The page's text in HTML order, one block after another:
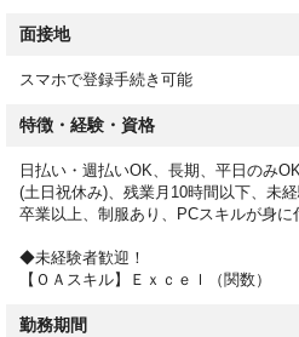
＜応募後の流れ＞
②条件に合ったお仕事をお電話また
③事前に職場見学
④就業スタート
面接地
スマホで登録手続き可能
特徴・経験・資格
日払い・週払いOK、長期、平日のみ
(土日祝休み)、残業月10時間以下、未
卒業以上、制服あり、PCスキルが身に
◆未経験者歓迎！
【ＯＡスキル】Ｅｘｃｅｌ（関数）
勤務期間